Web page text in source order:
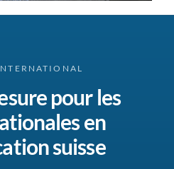
pour les
en
suisse